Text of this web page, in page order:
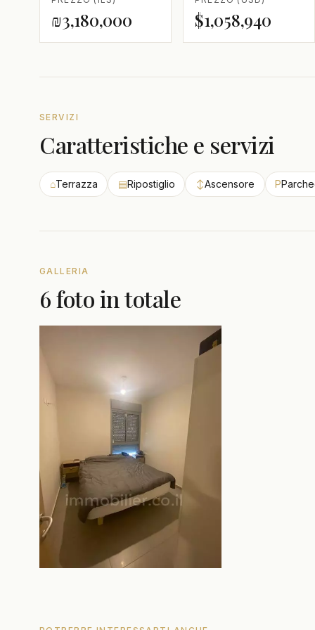
₪3,180,000 $1,058,940
SERVIZI
Caratteristiche e servizi
⌂Terrazza ▤Ripostiglio ↕Ascensore P
GALLERIA
6 foto in totale